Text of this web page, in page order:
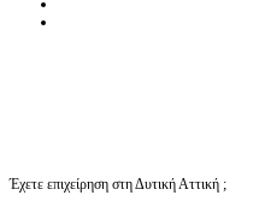
Έχετε επιχείρηση στη Δυτική Αττική ;